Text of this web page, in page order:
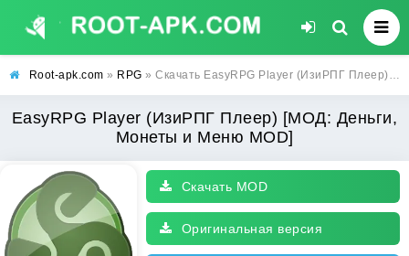
Root-apk.com » RPG » Скачать EasyRPG Player (ИзиРПГ Плеер) [МОД: Деньги, Монеты и Меню MOD] | Взлом EasyRPG Player на Андроид
EasyRPG Player (ИзиРПГ Плеер) [МОД: Деньги,
Монеты и Меню MOD]
Скачать MOD
Оригинальная версия